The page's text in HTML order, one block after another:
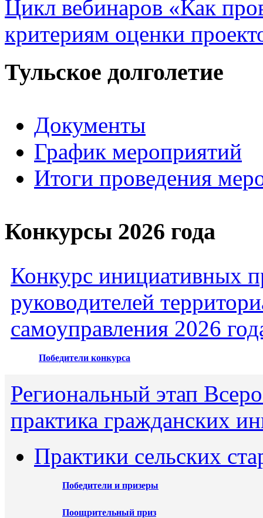
Цикл вебинаров «Как
критериям оценки
Тульское долголетие
Документы
График мероприятий
Итоги проведения
Конкурсы 2026 года
Конкурс инициативных
руководителей
самоуправления 2026
Победители конкурса
Региональный этап
практика гражданских
Практики сельских
Победители и призеры
Поощрительный приз